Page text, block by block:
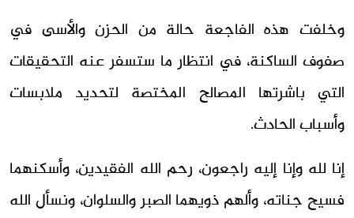
وخلفت هذه الفاجعة حالة من الحزن والأسى في
صفوف الساكنة، في انتظار ما ستسفر عنه التحقيقات
التي باشرتها المصالح المختصة لتحديد ملابسات
وأسباب الحادث.
إنا لله وإنا إليه راجعون، رحم الله الفقيدين، وأسكنهما
فسيح جناته، وألهم ذويهما الصبر والسلوان، ونسأل الله